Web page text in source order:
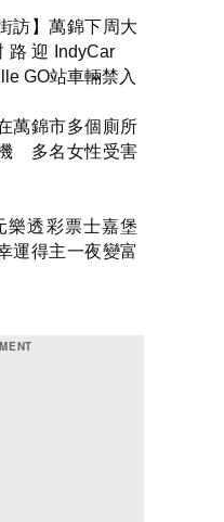
訪】萬錦下周大
路迎IndyCar
GO站車輛禁入
萬錦市多個廁所
多名女性受害
樂透彩票士嘉堡
得主一夜變富